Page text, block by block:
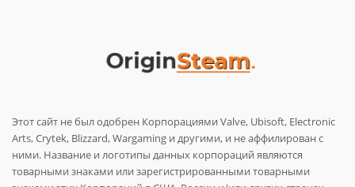
Этот сайт не был одобрен Корпорациями Valve, Ubisoft, Electronic
Arts, Crytek, Blizzard, Wargaming и другими, и не аффилирован с
ними. Название и логотипы данных корпораций являются
товарными знаками или зарегистрированными товарными